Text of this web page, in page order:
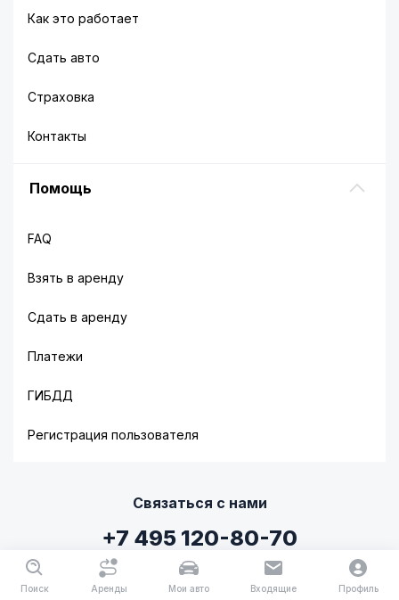
Как это работает
Сдать авто
Страховка
Контакты
Помощь
FAQ
Взять в аренду
Сдать в аренду
Платежи
ГИБДД
Регистрация пользователя
Связаться с нами
+7 495 120-80-70
ежедневно с 9:00 до 21:00
Поиск Аренды Мои авто Входящие Профиль